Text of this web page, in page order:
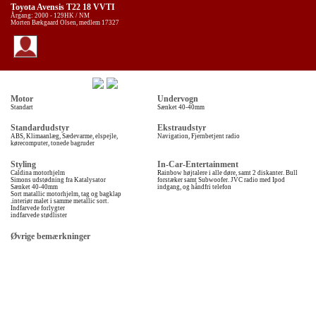
Toyota Avensis T22 18 VVTI
Årgang: 2000 - 129HK / NM
Morten Bækgaard Olsen, medlem 17327
Motor
Standart
Undervogn
Sænket 40-40mm
Standardudstyr
ABS, Klimaanlæg, Sædevarme, elspejle,
kørecomputer, tonede bagruder
Ekstraudstyr
Navigation, Fjernbetjent radio
Styling
Caldina motorhjelm
Simons udstødning fra Katalysator
Sænket 40-40mm
Sort matallic motorhjelm, tag og bagklap
.interiør malet i samme metallic sort.
Indfarvede forlygter
indfarvede stødlister
In-Car-Entertainment
Rainbow højtalere i alle døre, samt 2 diskanter. Bull
forstæker samt Subwoofer. JVC radio med Ipod
indgang, og håndfri telefon
Øvrige bemærkninger